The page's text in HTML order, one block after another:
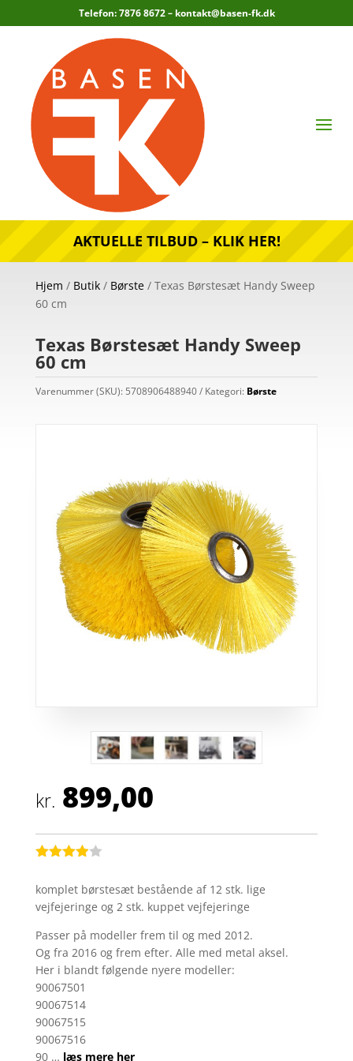
Telefon: 7876 8672 – kontakt@basen-fk.dk
AKTUELLE TILBUD – KLIK HER!
Hjem / Butik/ Børste/ Texas Børstesæt Handy Sweep
60 cm
Texas Børstesæt Handy Sweep
60 cm
Varenummer (SKU): 5708906488940 Kategori: Børste
kr. 899,00
ud af 5
baseret
kundebed
ømmelse
r
komplet børstesæt bestående af 12 stk. lige
vejfejeringe og 2 stk. kuppet vejfejeringe
Passer på modeller frem til og med 2012.
Og fra 2016 og frem efter. Alle med metal aksel.
Her i blandt følgende nyere modeller:
90067501
90067514
90067515
90067516
90 … læs mere her